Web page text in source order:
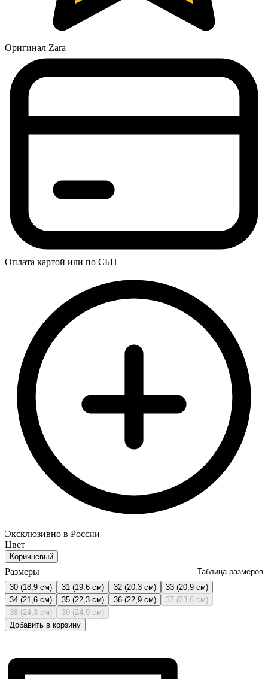
Оригинал Zara
Оплата картой или по СБП
Эксклюзивно в России
Цвет
Коричневый
Размеры
Таблица размеров
30 (18,9 см)
31 (19,6 см) 32 (20,3 см)
33 (20,9 см)
34 (21,6 см)
35 (22,3 см) 36 (22,9 см)
37 (23,6 см)
38 (24,3 см)
39 (24,9 см)
Добавить в корзину